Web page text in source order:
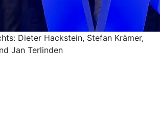
Dieter Hackstein, Stefan Krämer,
Jan Terlinden